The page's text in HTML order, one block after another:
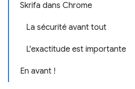
Skrifa dans Chrome
La sécurité avant tout
L'exactitude est importante
En avant !